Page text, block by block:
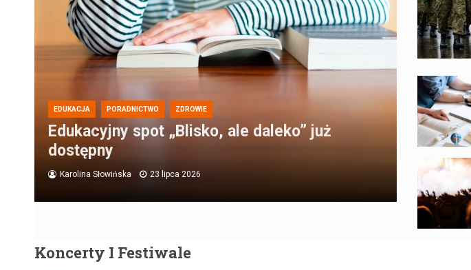
EDUKACJA PORADNICTWO ZDROWIE
Edukacyjny spot „Blisko, ale daleko” już
dostępny
Karolina Słowińska 23 lipca 2026
Koncerty I Festiwale